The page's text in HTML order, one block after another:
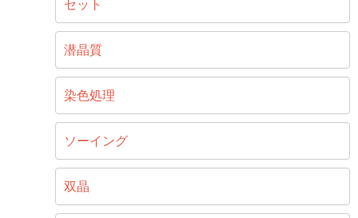
セット
潜晶質
染色処理
ソーイング
双晶